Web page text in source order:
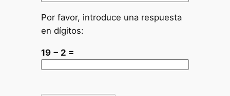
Por favor, introduce una respuesta
en dígitos:
19 − 2 =